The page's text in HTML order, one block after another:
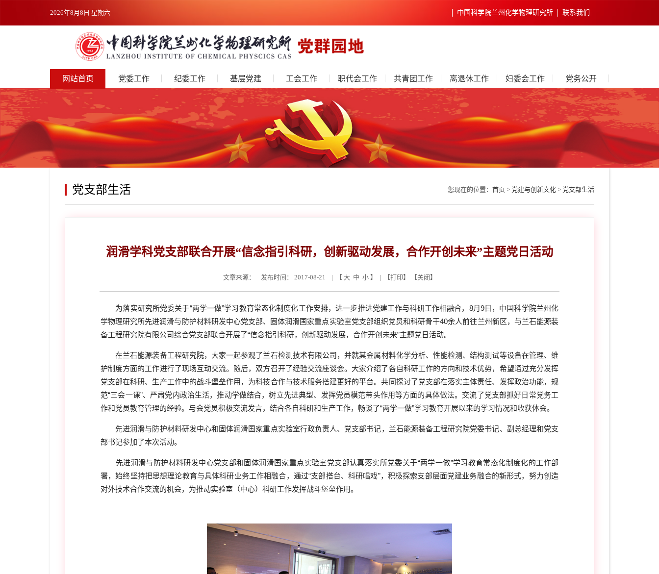
2026年8月8日 星期六 中国科学院兰州化学物理研究所 联系我们
网站首页 党委工作 纪委工作 基层党建 工会工作 职代会工作 共青团工作 离退休工作 妇委会工作 党务公开
党支部生活 您现在的位置： 首页 > 党建与创新文化 > 党支部生活
润滑学科党支部联合开展“信念指引科研，创新驱动发展，合作开创未来”主题党日活动
文章来源： 发布时间： 2017-08-21 | 【 大 中 小】 | 【打印】 【关闭 】
为落实研究所党委关于“两学一做”学习教育常态化制度化工作安排，进一步推进党建工作与科研工作相融合， 8月9日，中国科学院兰州化
学物理研究所先进润滑与防护材料研发中心党支部、固体润滑国家重点实验室党支部组织党员和科研骨干40余人前往兰州新区，与兰石能源装
备工程研究院有限公司综合党支部联合开展了“信念指引科研，创新驱动发展，合作开创未来”主题党日活动。
在兰石能源装备工程研究院，大家一起参观了兰石检测技术有限公司，并就其金属材料化学分析、性能检测、结构测试等设备在管理、维
护制度方面的工作进行了现场互动交流。随后，双方召开了经验交流座谈会。大家介绍了各自科研工作的方向和技术优势，希望通过充分发挥
党支部在科研、生产工作中的战斗堡垒作用，为科技合作与技术服务搭建更好的平台。共同探讨了党支部在落实主体责任、发挥政治功能，规
范“三会一课”、严肃党内政治生活，推动学做结合，树立先进典型、发挥党员模范带头作用等方面的具体做法。交流了党支部抓好日常党务工
作和党员教育管理的经验。与会党员积极交流发言，结合各自科研和生产工作，畅谈了“两学一做”学习教育开展以来的学习情况和收获体会。
先进润滑与防护材料研发中心和固体润滑国家重点实验室行政负责人、党支部书记，兰石能源装备工程研究院党委书记、副总经理和党支
部书记参加了本次活动。
先进润滑与防护材料研发中心党支部和固体润滑国家重点实验室党支部认真落实所党委关于“两学一做”学习教育常态化制度化的工作部
署，始终坚持把思想理论教育与具体科研业务工作相融合，通过“支部搭台、科研唱戏”，积极探索支部层面党建业务融合的新形式，努力创造
对外技术合作交流的机会，为推动实验室（中心）科研工作发挥战斗堡垒作用。